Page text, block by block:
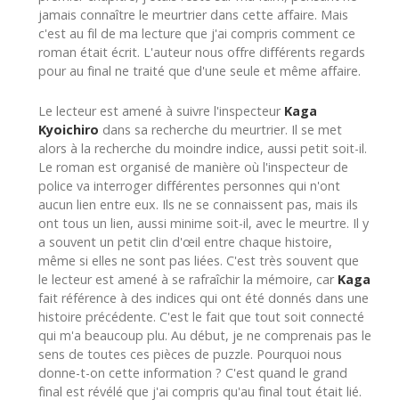
jamais connaître le meurtrier dans cette affaire. Mais
c'est au fil de ma lecture que j'ai compris comment ce
roman était écrit. L'auteur nous offre différents regards
pour au final ne traité que d'une seule et même affaire.
Le lecteur est amené à suivre l'inspecteur Kaga
Kyoichiro dans sa recherche du meurtrier. Il se met
alors à la recherche du moindre indice, aussi petit soit-il.
Le roman est organisé de manière où l'inspecteur de
police va interroger différentes personnes qui n'ont
aucun lien entre eux. Ils ne se connaissent pas, mais ils
ont tous un lien, aussi minime soit-il, avec le meurtre. Il y
a souvent un petit clin d'œil entre chaque histoire,
même si elles ne sont pas liées. C'est très souvent que
le lecteur est amené à se rafraîchir la mémoire, car Kaga
fait référence à des indices qui ont été donnés dans une
histoire précédente. C'est le fait que tout soit connecté
qui m'a beaucoup plu. Au début, je ne comprenais pas le
sens de toutes ces pièces de puzzle. Pourquoi nous
donne-t-on cette information ? C'est quand le grand
final est révélé que j'ai compris qu'au final tout était lié.